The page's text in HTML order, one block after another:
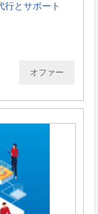
行とサポート
オファー